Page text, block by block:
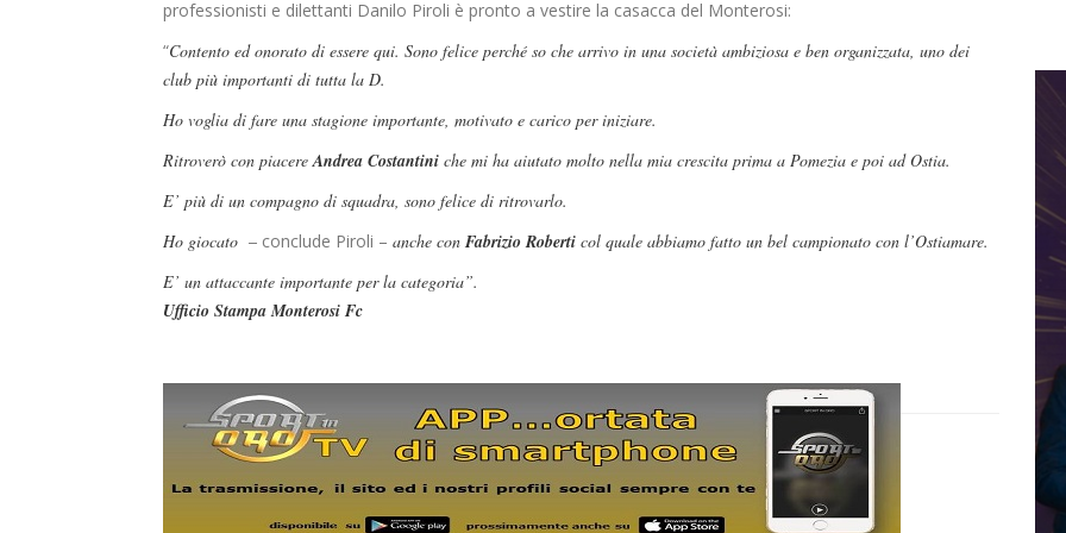
professionisti e dilettanti Danilo Piroli è pronto a vestire la casacca del Monterosi:
“Contento ed onorato di essere qui. Sono felice perché so che arrivo in una società ambiziosa e ben organizzata, uno dei
club più importanti di tutta la D.
Ho voglia di fare una stagione importante, motivato e carico per iniziare.
Ritroverò con piacereAndrea Costantini che mi ha aiutato molto nella mia crescita prima a Pomezia e poi ad Ostia.
E’ più di un compagno di squadra, sono felice di ritrovarlo.
Ho giocato – conclude Piroli – anche con Fabrizio Roberti col quale abbiamo fatto un bel campionato con l’Ostiamare.
E’ un attaccante importante per la categoria”.
Ufficio Stampa Monterosi Fc